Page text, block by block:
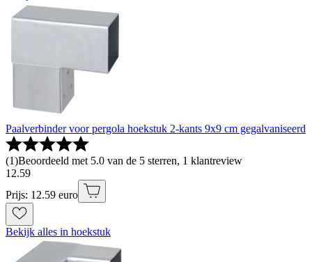
Paalverbinder voor pergola hoekstuk 2-kants 9x9 cm gegalvaniseerd
(1)Beoordeeld met 5.0 van de 5 sterren, 1 klantreview
12.59
Prijs: 12.59 euro
Bekijk alles in hoekstuk